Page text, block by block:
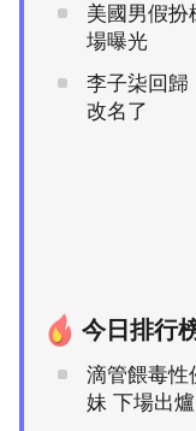
美國男假扮
場曝光
李子柒回歸
改名了
今日排行
滴管餵毒性
妹 下場出爐